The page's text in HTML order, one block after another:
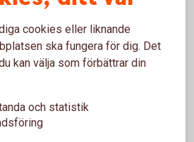
betaltjänster
betalningsansvar:
cookies eller liknande
ska fungera för dig. Det
kan välja som förbättrar din
och statistik